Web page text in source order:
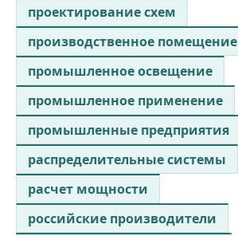
проектирование схем
производственное помещение
промышленное освещение
промышленное применение
промышленные предприятия
распределительные системы
расчет мощности
российские производители